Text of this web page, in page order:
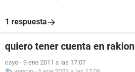
1 respuesta
quiero tener cuenta en rakion
cayo - 9 ene 2011 a las 17:07